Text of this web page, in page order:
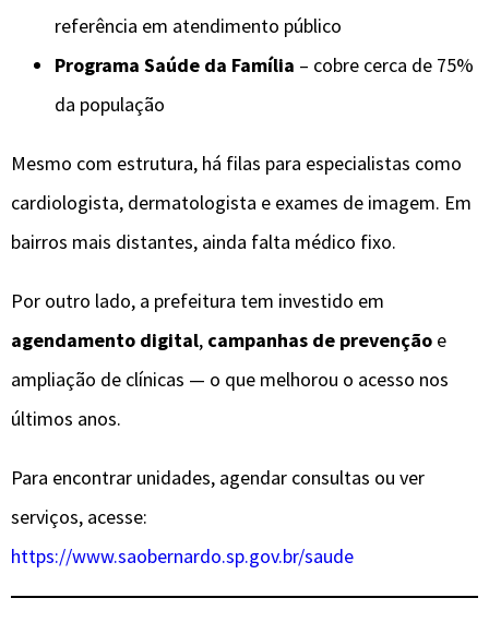
referência em atendimento público
Programa Saúde da Família – cobre cerca de 75%
da população
Mesmo com estrutura, há filas para especialistas como
cardiologista, dermatologista e exames de imagem. Em
bairros mais distantes, ainda falta médico fixo.
Por outro lado, a prefeitura tem investido em
agendamento digital, campanhas de prevenção e
ampliação de clínicas — o que melhorou o acesso nos
últimos anos.
Para encontrar unidades, agendar consultas ou ver
serviços, acesse:
https://www.saobernardo.sp.gov.br/saude